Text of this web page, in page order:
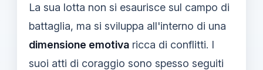
La sua lotta non si esaurisce sul campo di
battaglia, ma si sviluppa all'interno di una
dimensione emotiva ricca di conflitti. I
suoi atti di coraggio sono spesso seguiti